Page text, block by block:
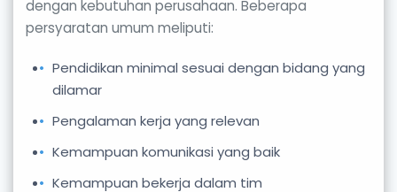
dengan kebutuhan perusahaan. Beberapa
persyaratan umum meliputi:
Pendidikan minimal sesuai dengan bidang yang
dilamar
Pengalaman kerja yang relevan
Kemampuan komunikasi yang baik
Kemampuan bekerja dalam tim